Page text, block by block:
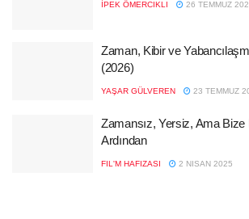
İPEK ÖMERCIKLI 26 TEMMUZ
Zaman, Kibir ve
(2026)
YAŞAR GÜLVEREN 23 TEMMUZ
Zamansız, Yersiz, Ama Bize
Ardından
FIL'M HAFIZASI 2 NISAN 2025